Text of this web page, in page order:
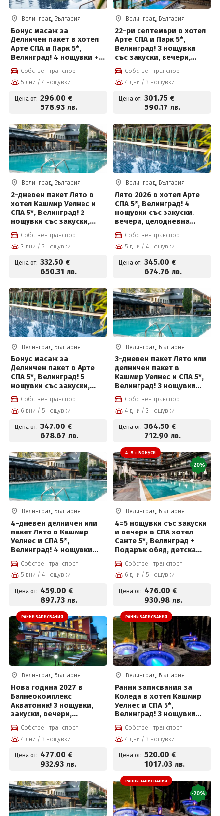
Велинград, България
Бонус масаж за
Делничен пакет в хотел
Арте СПА и Парк 5*,
Велинград! 4 нощувки +
закуски, вечери,
частичен масаж,
вътрешен и външен
и СПА пакет и Безплатно
за деца до 12 г
Собствен транспорт
5 дни / 4 нощувки
Цена от: 296.00 €
578.93 лв.
Велинград, България
22-ри септември в хотел
Арте СПА и Парк 5*,
Велинград! 3 нощувки
със закуски, вечери,
празнична програма,СПА
пакет и Безплатно за
деца до 12г на цени от
Собствен транспорт
4 дни / 3 нощувки
Цена от: 301.75 €
590.17 лв.
Велинград, България
2-дневен пакет Лято в
хотел Кашмир Уелнес и
СПА 5*, Велинград! 2
нощувки със закуски,
премиум вечери и
ползване на СПА център
Собствен транспорт
3 дни / 2 нощувки
Цена от: 332.50 €
650.31 лв.
Велинград, България
Лято 2026 в хотел Арте
СПА 5*, Велинград! 4
нощувки със закуски,
вечери, целодневна
детска анимация,
вътрешен и външен
басейн с минерална вода
и СПА пакет и Безплатно
за деца до 12 г
Собствен транспорт
5 дни / 4 нощувки
Цена от: 345.00 €
674.76 лв.
Велинград, България
Бонус масаж за
Делничен пакет в Арте
СПА 5*, Велинград! 5
нощувки със закуски,
вечери, масаж,
вътрешен и външен
басейн с минерална вода
и СПА пакет и Безплатно
за деца до 12 г
Собствен транспорт
6 дни / 5 нощувки
Цена от: 347.00 €
678.67 лв.
Велинград, България
3-дневен пакет Лято или
делничен пакет в
Кашмир Уелнес и СПА 5*,
Велинград! 3 нощувки
със закуски, вечери и
ползване на СПА
Собствен транспорт
4 дни / 3 нощувки
Цена от: 364.50 €
712.90 лв.
Велинград, България
4-дневен делничен или
пакет Лято в Кашмир
Уелнес и СПА 5*,
Велинград! 4 нощувки
със закуски, премиум
вечери и ползване на
СПА център
Собствен транспорт
5 дни / 4 нощувки
Цена от: 459.00 €
897.73 лв.
4=5 + БОНУСИ
-20%
Велинград, България
4=5 нощувки със закуски
и вечери в СПА хотел
Санте 5*, Велинград +
Подарък обяд, детска
анимация, външен
басейн и СПА център на
цени от 476€ на човек и
Безплатно за дете до 10г
Собствен транспорт
6 дни / 5 нощувки
Цена от: 476.00 €
930.98 лв.
РАННИ ЗАПИСВАНИЯ
Велинград, България
Нова година 2027 в
Балнеокомплекс
Акватоник! 3 нощувки,
закуски, вечери,
Новогодишна вечеря с
напитки, брънч, DJ парти
и СПА център на цени от
477 € на човек
Собствен транспорт
4 дни / 3 нощувки
Цена от: 477.00 €
932.93 лв.
РАННИ ЗАПИСВАНИЯ
Велинград, България
Ранни записвания за
Коледа в хотел Кашмир
Уелнес и СПА 5*,
Велинград! 3 нощувки
със закуски, премиум
вечери, празнична
вечеря с програма и СПА
Собствен транспорт
4 дни / 3 нощувки
Цена от: 520.00 €
1017.03 лв.
РАННИ ЗАПИСВАНИЯ
-20%